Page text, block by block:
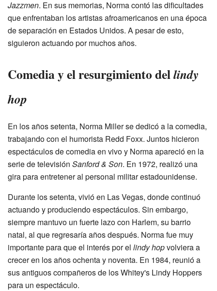
Jazzmen. En sus memorias, Norma contó las dificultades
que enfrentaban los artistas afroamericanos en una época
de separación en Estados Unidos. A pesar de esto,
siguieron actuando por muchos años.
Comedia y el resurgimiento dellindy
hop
En los años setenta, Norma Miller se dedicó a la comedia,
trabajando con el humorista Redd Foxx. Juntos hicieron
espectáculos de comedia en vivo y Norma apareció en la
serie de televisión Sanford & Son. En 1972, realizó una
gira para entretener al personal militar estadounidense.
Durante los setenta, vivió en Las Vegas, donde continuó
actuando y produciendo espectáculos. Sin embargo,
siempre mantuvo un fuerte lazo con Harlem, su barrio
natal, al que regresaría años después. Norma fue muy
importante para que el interés por el lindy hopvolviera a
crecer en los años ochenta y noventa. En 1984, reunió a
sus antiguos compañeros de los Whitey's Lindy Hoppers
para un espectáculo.